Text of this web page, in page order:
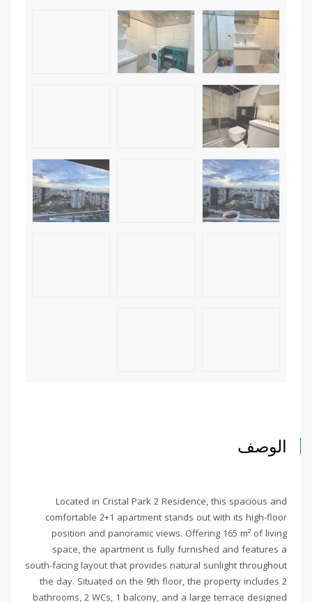
الوصف
Located in Cristal Park 2 Residence, this spacious and
comfortable 2+1 apartment stands out with its high-floor
position and panoramic views. Offering 165 m² of living
space, the apartment is fully furnished and features a
south-facing layout that provides natural sunlight throughout
the day. Situated on the 9th floor, the property includes 2
bathrooms, 2 WCs, 1 balcony, and a large terrace designed